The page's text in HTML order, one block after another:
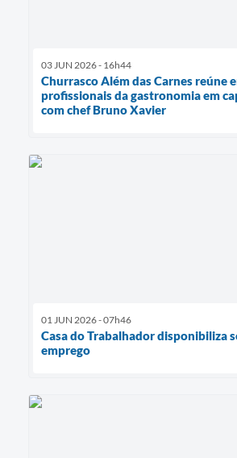
03 JUN 2026 - 16h44
Churrasco Além das Carnes reúne
profissionais da gastronomia em
com chef Bruno Xavier
01 JUN 2026 - 07h46
Casa do Trabalhador disponibiliza
emprego